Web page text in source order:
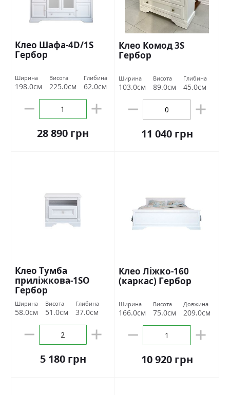
Клео Шафа-4D/1S
Гербор
Ширина
198.0см
Висота
225.0см
Глибина
62.0см
28 890 грн
Клео Комод 3S
Гербор
Ширина
103.0см
Висота
89.0см
Глибина
45.0см
11 040 грн
Клео Тумба
приліжкова-1SО
Гербор
Ширина
58.0см
Висота
51.0см
Глибина
37.0см
5 180 грн
Клео Ліжко-160
(каркас) Гербор
Ширина
166.0см
Висота
75.0см
Довжина
209.0см
10 920 грн